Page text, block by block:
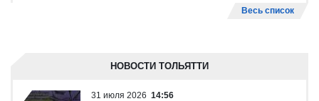
Весь список
НОВОСТИ ТОЛЬЯТТИ
31 июля 2026 14:56